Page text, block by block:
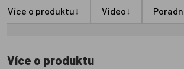
Více o produktu↓ Video↓
Více o produktu